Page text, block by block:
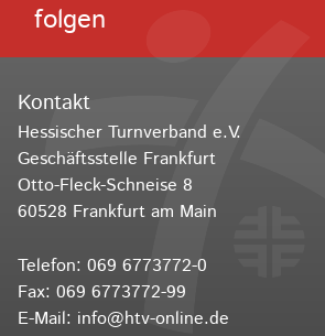
folgen
Kontakt
Hessischer Turnverband e.V.
Geschäftsstelle Frankfurt
Otto-Fleck-Schneise 8
60528 Frankfurt am Main
Telefon: 069 6773772-0
Fax: 069 6773772-99
E-Mail: info@htv-online.de